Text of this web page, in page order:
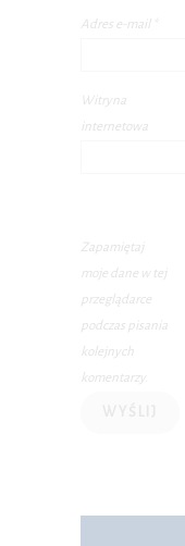
Adres e-mail
Witryna
internetowa
Zapamiętaj
moje dane w tej
przeglądarce
podczas pisania
kolejnych
komentarzy.